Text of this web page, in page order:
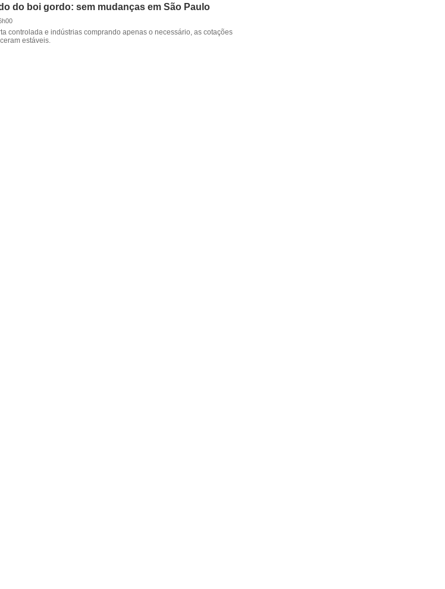
do boi gordo: sem mudanças em São Paulo
controlada e indústrias comprando apenas o necessário, as cotações
estáveis.